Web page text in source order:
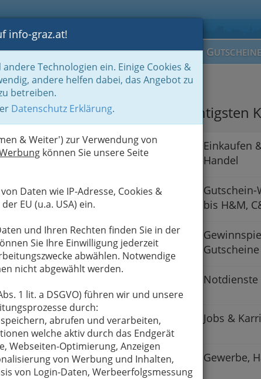
GASTRONOMIE BRANCHEN MEIN IG GUTSCHEINE
info-graz.at!
Technologien ein. Einige Cookies &
andere helfen dabei, das Angebot zu
betreiben.
Datenschutz Erklärung.
& Weiter') zur Verwendung von
können Sie unsere Seite
Daten wie IP-Adresse, Cookies &
EU (u.a. USA) ein.
und Ihren Rechten finden Sie in der
Sie Ihre Einwilligung jederzeit
abwählen. Notwendige
nicht abgewählt werden.
1 lit. a DSGVO) führen wir und unsere
durch:
abrufen und verarbeiten,
welche aktiv durch das Endgerät
Webseiten-Optimierung, Anzeigen
von Werbung und Inhalten,
von Login-Daten, Werbeerfolgsmessung
Nach Oben
Die wichtigsten
Einkaufen
Handel
Gutschein-
bis H&M,
Gutscheine
Notdienste
Jobs &
Gewerbe,